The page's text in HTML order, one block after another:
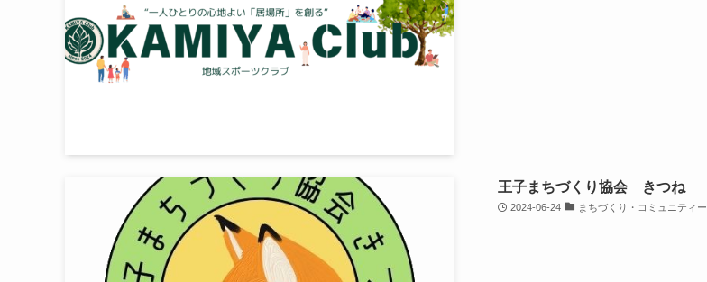
王子まちづくり協会 きつね
2024-06-24 まちづくり・コミュニティー